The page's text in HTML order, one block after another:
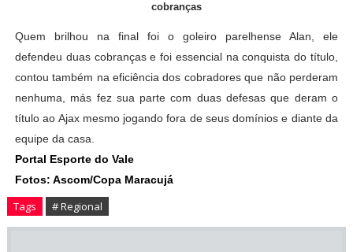
cobranças
Quem brilhou na final foi o goleiro parelhense Alan, ele
defendeu duas cobranças e foi essencial na conquista do título,
contou também na eficiência dos cobradores que não perderam
nenhuma, más fez sua parte com duas defesas que deram o
título ao Ajax mesmo jogando fora de seus domínios e diante da
equipe da casa.
Portal Esporte do Vale
Fotos: Ascom/Copa Maracujá
Tags # Regional